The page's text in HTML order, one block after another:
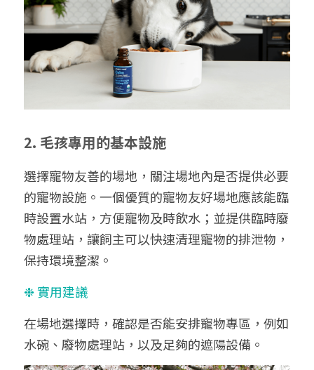
2. 毛孩專用的基本設施
選擇寵物友善的場地，關注場地內是否提供必要
的寵物設施。一個優質的寵物友好場地應該能臨
時設置水站，方便寵物及時飲水；並提供臨時廢
物處理站，讓飼主可以快速清理寵物的排泄物，
保持環境整潔。
❉ 實用建議
在場地選擇時，確認是否能安排寵物專區，例如
水碗、廢物處理站，以及足夠的遮陽設備。